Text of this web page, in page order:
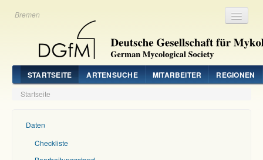
Bremen
STARTSEITE ARTENSUCHE MITARBEITER REGIONEN
Startseite
Daten
Checkliste